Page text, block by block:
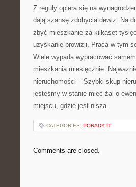
Z reguły opiera się na
dają szansę zdobycia dewiz. Na
zbyć mieszkanie za kilkaset
uzyskanie prowizji. Praca w tym
Wiele wypada wypracować
mieszkania miesięcznie.
nieruchomości – Szybki skup
jesteśmy w stanie mieć żal o
miejscu, gdzie jest nisza.
CATEGORIES: PORADY IT
Comments are closed.